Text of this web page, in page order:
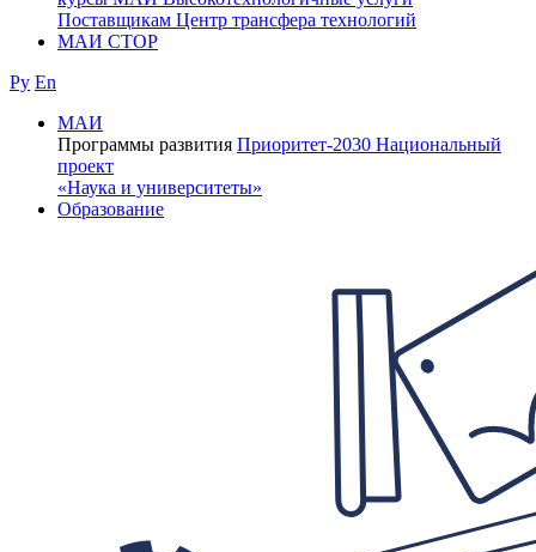
Поставщикам Центр трансфера технологий
МАИ СТОР
Ру En
МАИ
Программы развития Приоритет-2030 Национальный
проект
«Наука и университеты»
Образование